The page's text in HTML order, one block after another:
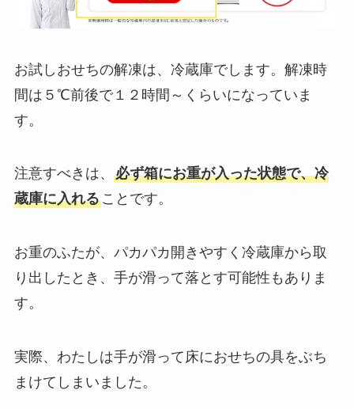
お試しおせちの解凍は、冷蔵庫でします。解凍時
間は５℃前後で１２時間～くらいになっていま
す。
注意すべきは、 必ず箱にお重が入った状態で、冷
蔵庫に入れることです。
お重のふたが、パカパカ開きやすく冷蔵庫から取
り出したとき、手が滑って落とす可能性もありま
す。
実際、わたしは手が滑って床におせちの具をぶち
まけてしまいました。